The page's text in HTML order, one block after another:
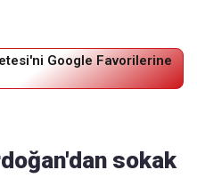
Google Favorilerine
sokak